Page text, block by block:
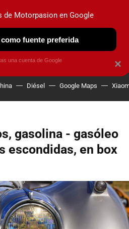
OBSERVATORIO
Diésel Google Maps
gasolina - gasóleo
escondidas, en box
×
de Motorpasion en Google
fuente preferida
una cuenta de Google